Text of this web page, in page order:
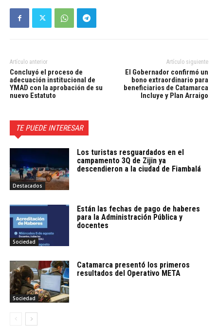
Artículo anterior
Concluyó el proceso de
adecuación institucional de
YMAD con la aprobación de su
nuevo Estatuto
Artículo siguiente
El Gobernador confirmó un
bono extraordinario para
beneficiarios de Catamarca
Incluye y Plan Arraigo
TE PUEDE INTERESAR
Destacados
Los turistas resguardados en el
campamento 3Q de Zijin ya
descendieron a la ciudad de Fiambalá
Sociedad
Están las fechas de pago de haberes
para la Administración Pública y
docentes
Sociedad
Catamarca presentó los primeros
resultados del Operativo META